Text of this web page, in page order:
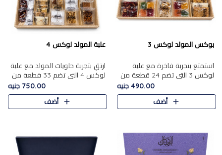
بوكس المولد لوكس 3
استمتع بتجربة فاخرة مع علبة
لوكس 3 التي تضم 24 قطعة من
أشهر حلويات المولد الشرقية
المختارة بعناية. تحتوي التشكيلة
على الجزرية بالفول، والملب..
490.00 جنيه
أضف
علبة المولد لوكس 4
ارتقِ بتجربة حلويات المولد مع علبة
لوكس 4 التي تضم 33 قطعة من
تشكيلة فاخرة ومتنوعة من أشهر
الأصناف الشرقية. تحتوي العلبة على
الجزرية بالفول،..
750.00 جنيه
أضف